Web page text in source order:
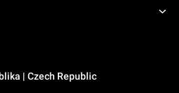
| Czech Republic